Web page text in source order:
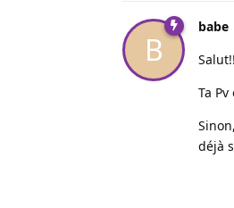
B
babe
Salut!!
Ta
déjà